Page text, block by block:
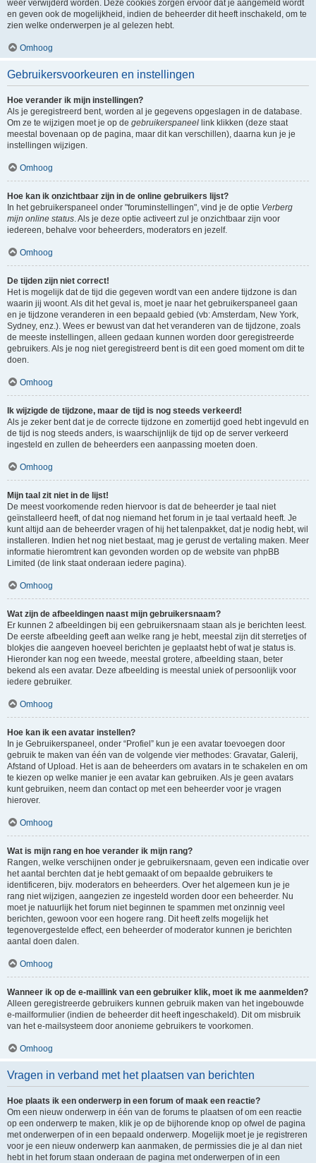
weer verwijderd worden. Deze cookies zorgen ervoor dat je aangemeld wordt
en geven ook de mogelijkheid, indien de beheerder dit heeft inschakeld, om te
zien welke onderwerpen je al gelezen hebt.
Omhoog
Gebruikersvoorkeuren en instellingen
Hoe verander ik mijn instellingen?
Als je geregistreerd bent, worden al je gegevens opgeslagen in de database.
Om ze te wijzigen moet je op de gebruikerspaneel link klikken (deze staat
meestal bovenaan op de pagina, maar dit kan verschillen), daarna kun je je
instellingen wijzigen.
Omhoog
Hoe kan ik onzichtbaar zijn in de online gebruikers lijst?
In het gebruikerspaneel onder "foruminstellingen", vind je de optie Verberg
mijn online status. Als je deze optie activeert zul je onzichtbaar zijn voor
iedereen, behalve voor beheerders, moderators en jezelf.
Omhoog
De tijden zijn niet correct!
Het is mogelijk dat de tijd die gegeven wordt van een andere tijdzone is dan
waarin jij woont. Als dit het geval is, moet je naar het gebruikerspaneel gaan
en je tijdzone veranderen in een bepaald gebied (vb: Amsterdam, New York,
Sydney, enz.). Wees er bewust van dat het veranderen van de tijdzone, zoals
de meeste instellingen, alleen gedaan kunnen worden door geregistreerde
gebruikers. Als je nog niet geregistreerd bent is dit een goed moment om dit te
doen.
Omhoog
Ik wijzigde de tijdzone, maar de tijd is nog steeds verkeerd!
Als je zeker bent dat je de correcte tijdzone en zomertijd goed hebt ingevuld en
de tijd is nog steeds anders, is waarschijnlijk de tijd op de server verkeerd
ingesteld en zullen de beheerders een aanpassing moeten doen.
Omhoog
Mijn taal zit niet in de lijst!
De meest voorkomende reden hiervoor is dat de beheerder je taal niet
geïnstalleerd heeft, of dat nog niemand het forum in je taal vertaald heeft. Je
kunt altijd aan de beheerder vragen of hij het talenpakket, dat je nodig hebt, wil
installeren. Indien het nog niet bestaat, mag je gerust de vertaling maken. Meer
informatie hieromtrent kan gevonden worden op de website van phpBB
Limited (de link staat onderaan iedere pagina).
Omhoog
Wat zijn de afbeeldingen naast mijn gebruikersnaam?
Er kunnen 2 afbeeldingen bij een gebruikersnaam staan als je berichten leest.
De eerste afbeelding geeft aan welke rang je hebt, meestal zijn dit sterretjes of
blokjes die aangeven hoeveel berichten je geplaatst hebt of wat je status is.
Hieronder kan nog een tweede, meestal grotere, afbeelding staan, beter
bekend als een avatar. Deze afbeelding is meestal uniek of persoonlijk voor
iedere gebruiker.
Omhoog
Hoe kan ik een avatar instellen?
In je Gebruikerspaneel, onder “Profiel” kun je een avatar toevoegen door
gebruik te maken van één van de volgende vier methodes: Gravatar, Galerij,
Afstand of Upload. Het is aan de beheerders om avatars in te schakelen en om
te kiezen op welke manier je een avatar kan gebruiken. Als je geen avatars
kunt gebruiken, neem dan contact op met een beheerder voor je vragen
hierover.
Omhoog
Wat is mijn rang en hoe verander ik mijn rang?
Rangen, welke verschijnen onder je gebruikersnaam, geven een indicatie over
het aantal berchten dat je hebt gemaakt of om bepaalde gebruikers te
identificeren, bijv. moderators en beheerders. Over het algemeen kun je je
rang niet wijzigen, aangezien ze ingesteld worden door een beheerder. Nu
moet je natuurlijk het forum niet beginnen te spammen met onzinnig veel
berichten, gewoon voor een hogere rang. Dit heeft zelfs mogelijk het
tegenovergestelde effect, een beheerder of moderator kunnen je berichten
aantal doen dalen.
Omhoog
Wanneer ik op de e-maillink van een gebruiker klik, moet ik me aanmelden?
Alleen geregistreerde gebruikers kunnen gebruik maken van het ingebouwde
e-mailformulier (indien de beheerder dit heeft ingeschakeld). Dit om misbruik
van het e-mailsysteem door anonieme gebruikers te voorkomen.
Omhoog
Vragen in verband met het plaatsen van berichten
Hoe plaats ik een onderwerp in een forum of maak een reactie?
Om een nieuw onderwerp in één van de forums te plaatsen of om een reactie
op een onderwerp te maken, klik je op de bijhorende knop op ofwel de pagina
met onderwerpen of in een bepaald onderwerp. Mogelijk moet je je registreren
voor je een nieuw onderwerp kan aanmaken, de permissies die je al dan niet
hebt in het forum staan onderaan de pagina met onderwerpen of in een